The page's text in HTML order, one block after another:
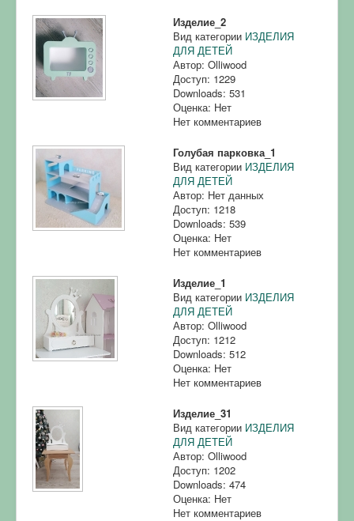
Изделие_2
Вид категории ИЗДЕЛИЯ
ДЛЯ ДЕТЕЙ
Автор: Olliwood
Доступ: 1229
Downloads: 531
Оценка: Нет
Нет комментариев
Голубая парковка_1
Вид категории ИЗДЕЛИЯ
ДЛЯ ДЕТЕЙ
Автор: Нет данных
Доступ: 1218
Downloads: 539
Оценка: Нет
Нет комментариев
Изделие_1
Вид категории ИЗДЕЛИЯ
ДЛЯ ДЕТЕЙ
Автор: Olliwood
Доступ: 1212
Downloads: 512
Оценка: Нет
Нет комментариев
Изделие_31
Вид категории ИЗДЕЛИЯ
ДЛЯ ДЕТЕЙ
Автор: Olliwood
Доступ: 1202
Downloads: 474
Оценка: Нет
Нет комментариев